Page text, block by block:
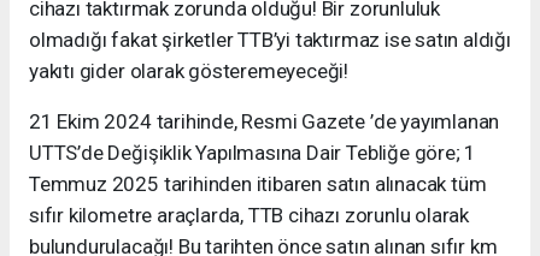
cihazı taktırmak zorunda olduğu! Bir zorunluluk
olmadığı fakat şirketler TTB’yi taktırmaz ise satın aldığı
yakıtı gider olarak gösteremeyeceği!
21 Ekim 2024 tarihinde, Resmi Gazete ’de yayımlanan
UTTS’de Değişiklik Yapılmasına Dair Tebliğe göre; 1
Temmuz 2025 tarihinden itibaren satın alınacak tüm
sıfır kilometre araçlarda, TTB cihazı zorunlu olarak
bulundurulacağı! Bu tarihten önce satın alınan sıfır km